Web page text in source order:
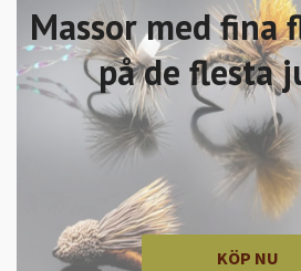
Massor med fina
på de flesta
KÖP NU